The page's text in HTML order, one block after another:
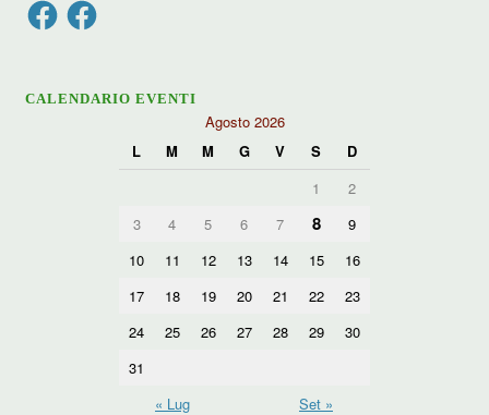
CALENDARIO EVENTI
Agosto 2026
L
M M G V S
D
1
2
3
4 5 6 7 8
9
10
11 12 13 14 15
16
17
18 19 20 21 22
23
24
25 26 27 28 29
30
31
« Lug
Set »